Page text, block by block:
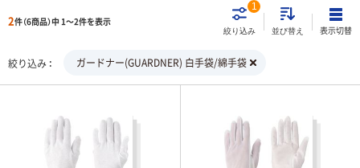
2件（6商品）中 1～2件を表示
絞り込み
1
並び替え 表示切替
絞り込み ガードナー(GUARDNER) 白手袋/綿手袋